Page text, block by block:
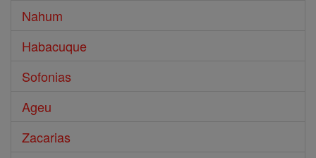
Nahum
Habacuque
Sofonias
Ageu
Zacarias